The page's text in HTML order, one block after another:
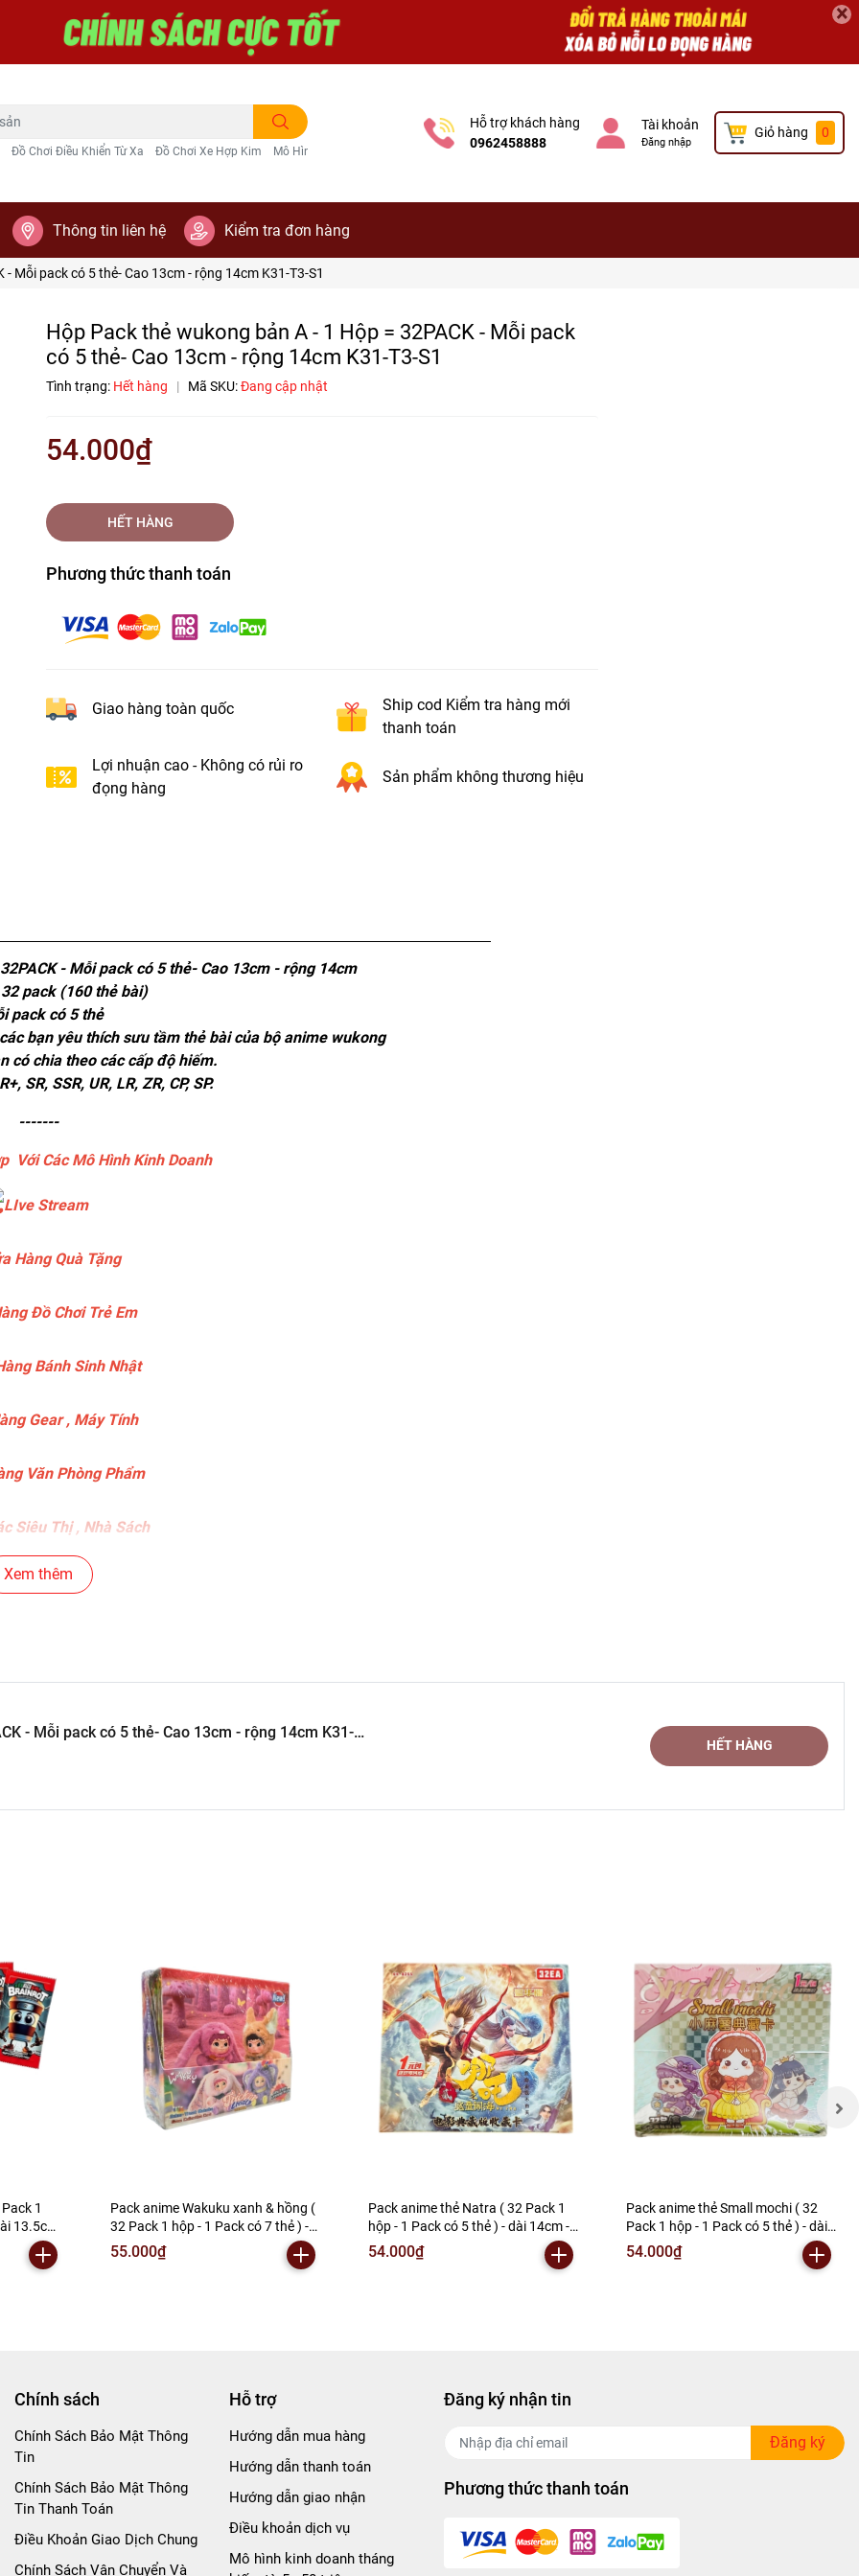
×
Đồ Chơi Điều Khiển Từ Xa Đồ Chơi Xe Hợp Kim Mô Hình Trang Trí
Hỗ trợ khách hàng
0962458888
Tài khoản
Đăng nhập
Giỏ hàng 0
Thông tin liên hệ Kiểm tra đơn hàng
Mỗi pack có 5 thẻ- Cao 13cm - rộng 14cm K31-T3-S1
Hộp Pack thẻ wukong bản A - 1 Hộp = 32PACK - Mỗi pack
có 5 thẻ- Cao 13cm - rộng 14cm K31-T3-S1
Tình trạng: Hết hàng | Mã SKU:Đang cập nhật
54.000₫
HẾT HÀNG
Phương thức thanh toán
Giao hàng toàn quốc
Ship cod Kiểm tra hàng mới
thanh toán
Lợi nhuận cao - Không có rủi ro
đọng hàng
Sản phẩm không thương hiệu
- Mỗi pack có 5 thẻ- Cao 13cm - rộng 14cm
pack (160 thẻ bài)
pack có 5 thẻ
bạn yêu thích sưu tầm thẻ bài của bộ anime wukong
có chia theo các cấp độ hiếm.
SR, SSR, UR, LR, ZR, CP, SP.
-------
Với Các Mô Hình Kinh Doanh
LIve Stream
Hàng Quà Tặng
Đồ Chơi Trẻ Em
Bánh Sinh Nhật
Gear , Máy Tính
Văn Phòng Phẩm
Siêu Thị , Nhà Sách
Phụ Kiện Điện Thoại
Giá Xưởng
Xem thêm
- Mỗi pack có 5 thẻ- Cao 13cm - rộng 14cm K31-
HẾT HÀNG
1
13.5cm
K30-T2-
Pack anime Wakuku xanh & hồng (
32 Pack 1 hộp - 1 Pack có 7 thẻ ) -
dài 13.5cm - cao 12.5cm - Hộp màu
- K30-T2-S2
55.000₫
Pack anime thẻ Natra ( 32 Pack 1
hộp - 1 Pack có 5 thẻ ) - dài 14cm -
cao 13cm - Hộp màu K31-T2-S7
54.000₫
Pack anime thẻ Small mochi ( 32
Pack 1 hộp - 1 Pack có 5 thẻ ) - dài
14 - cao 13cm - Hộp màu - K31-T2-
54.000₫
Chính sách
Chính Sách Bảo Mật Thông
Tin
Chính Sách Bảo Mật Thông
Tin Thanh Toán
Điều Khoản Giao Dịch Chung
Chính Sách Vận Chuyển Và
Hỗ trợ
Hướng dẫn mua hàng
Hướng dẫn thanh toán
Hướng dẫn giao nhận
Điều khoản dịch vụ
Mô hình kinh doanh tháng
Đăng ký nhận tin
Đăng ký
Phương thức thanh toán